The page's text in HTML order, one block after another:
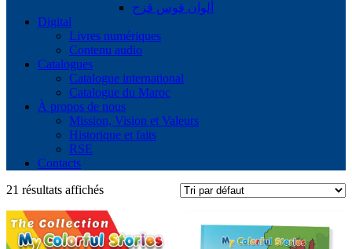
ألوان قوس قزح
Digital
Livres numériques
Contenu audio
Catalogues
Catalogue international
Catalogue du Maroc
À propos de nous
Mission, Vision et Valeurs
Historique et faits
RSE
Contacts
21 résultats affichés